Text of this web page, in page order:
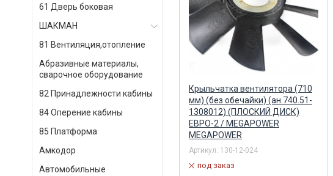
61 Дверь боковая
ШАКМАН
81 Вентиляция,отопление
Абразивные материалы,
сварочное оборудование
82 Принадлежности кабины
84 Оперение кабины
85 Платформа
Амкодор
Автомобильные
Крыльчатка вентилятора (715
мм) (без обечайки) (ПЛОСКИЙ
ДИСК) (ан.21-301) / SELERUS
SRVFI020005616
в наличии
5 095,00 Р
Крыльчатка вентилятора (710
мм) (без обечайки) (ан.740.51-
1308012) (ПЛОСКИЙ ДИСК)
ЕВРО-2 / MEGAPOWER
MEGAPOWER
Артикул: 130-12-024
под заказ